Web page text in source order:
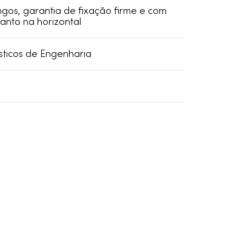
garantia de fixação firme e com
na horizontal
de Engenharia